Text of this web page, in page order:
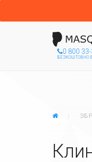
0 800
БЕЗКОШТОВНО В
ГЛАВНАЯ